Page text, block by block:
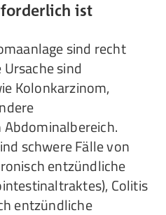
ist
sind recht
sind
Kolonkarzinom,
schwere Fälle von
entzündliche
Colitis
entzündliche